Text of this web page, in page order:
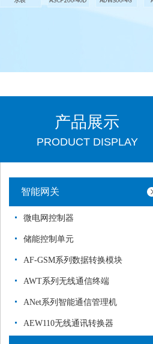
产品展示
PRODUCT DISPLAY
智能网关
微电网控制器
储能控制单元
AF-GSM系列数据转换模块
AWT系列无线通信终端
ANet系列智能通信管理机
AEW110无线通讯转换器